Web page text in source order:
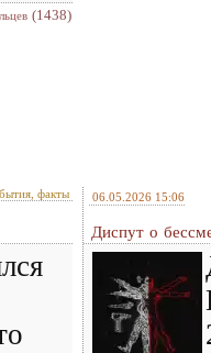
(1438)
факты 06.05.2026 15:06
Диспут о